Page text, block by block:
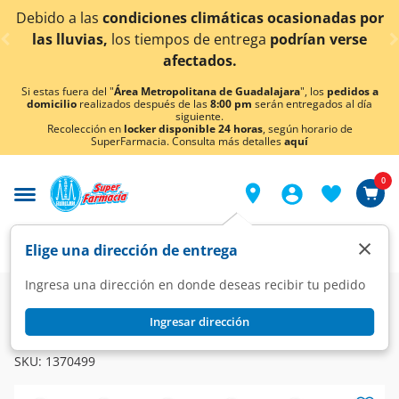
< div class="carousel-inner">
a lascondiciones climáticas ocasionadas por
lluvias,los tiempos de entregapodrían verse
afectados.
Si estas fuera del "Área Metropolitana de Guadalajara", los pedidos a
domicilio realizados después de las8:00 pm serán entregados al día
siguiente.
Recolección en locker disponible 24 horas, según horario de
SuperFarmacia. Consulta más detallesaquí
Elige una dirección de entrega
Ingresa una dirección en donde deseas recibir tu pedido
Ingresar dirección
×
0
Farmacia Circulatorio Cardiovasculares
Leyaltis Duo 60mg/12.5mg, 20 Tabletas.
SKU: 1370499